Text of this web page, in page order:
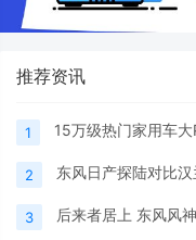
推荐资讯
1 15万级热门家用车
2 东风日产探陆对比
3 后来者居上 东风风